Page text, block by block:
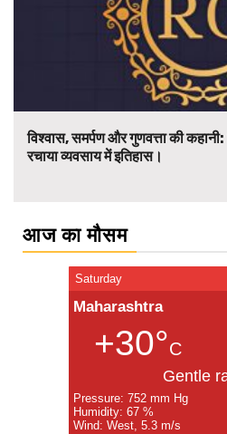
विश्वास, समर्पण और गुणवत्ता की
रचाया व्यवसाय में इतिहास।
आज का मौसम
Saturday
Maharashtra
+30°C
Gentle
Pressure: 752 mm Hg
Humidity: 67 %
Wind: West, 5.3 m/s